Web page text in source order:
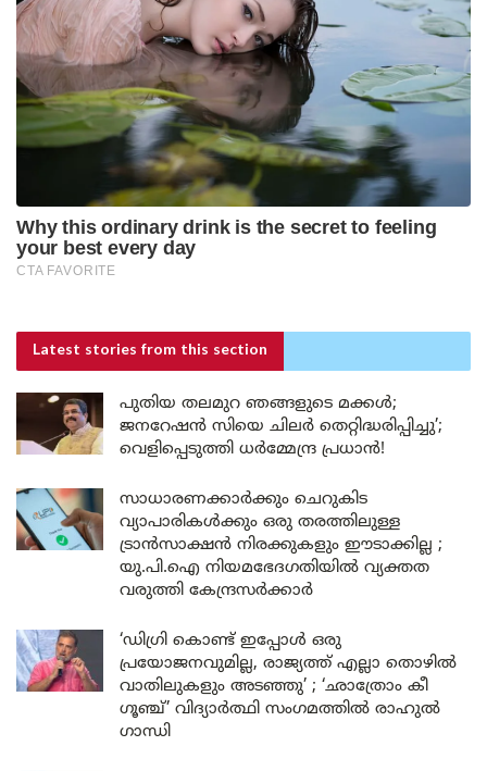
Latest stories from this section
പുതിയ തലമുറ ഞങ്ങളുടെ മക്കൾ;
ജനറേഷൻ സിയെ ചിലർ തെറ്റിദ്ധരിപ്പിച്ചു’;
വെളിപ്പെടുത്തി ധർമ്മേന്ദ്ര പ്രധാൻ!
സാധാരണക്കാർക്കും ചെറുകിട
വ്യാപാരികൾക്കും ഒരു തരത്തിലുള്ള
ട്രാൻസാക്ഷൻ നിരക്കുകളും ഈടാക്കില്ല ;
യു.പി.ഐ നിയമഭേദഗതിയിൽ വ്യക്തത
വരുത്തി കേന്ദ്രസർക്കാർ
‘ഡിഗ്രി കൊണ്ട് ഇപ്പോൾ ഒരു
പ്രയോജനവുമില്ല, രാജ്യത്ത് എല്ലാ തൊഴിൽ
വാതിലുകളും അടഞ്ഞു’ ; ‘ഛാത്രോം കീ
ഗൂഞ്ച്’ വിദ്യാർത്ഥി സംഗമത്തിൽ രാഹുൽ
ഗാന്ധി